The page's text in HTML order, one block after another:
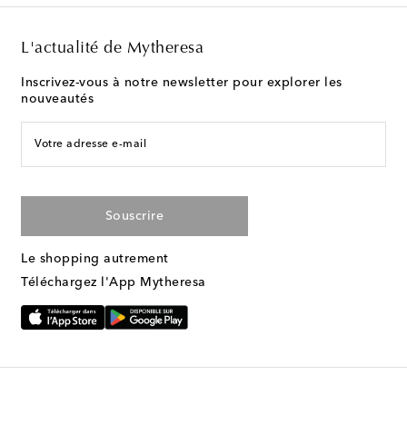
L'actualité de Mytheresa
Inscrivez-vous à notre newsletter pour explorer les
nouveautés
Votre adresse e-mail
Souscrire
Le shopping autrement
Téléchargez l'App Mytheresa